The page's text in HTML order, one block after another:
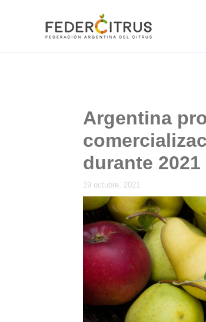
Argentina
durante 2021
19 octubre, 2021